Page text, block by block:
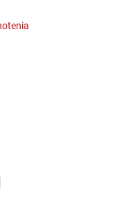
z 5 hviezdičiek.